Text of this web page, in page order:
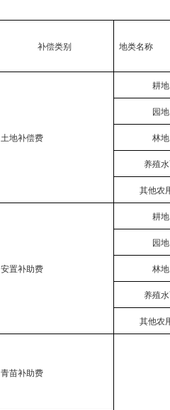
补偿类别 地类名称
土地补偿费
耕地
园地
林地
养殖
其他农
安置补助费
耕地
园地
林地
养殖
其他农
青苗补助费